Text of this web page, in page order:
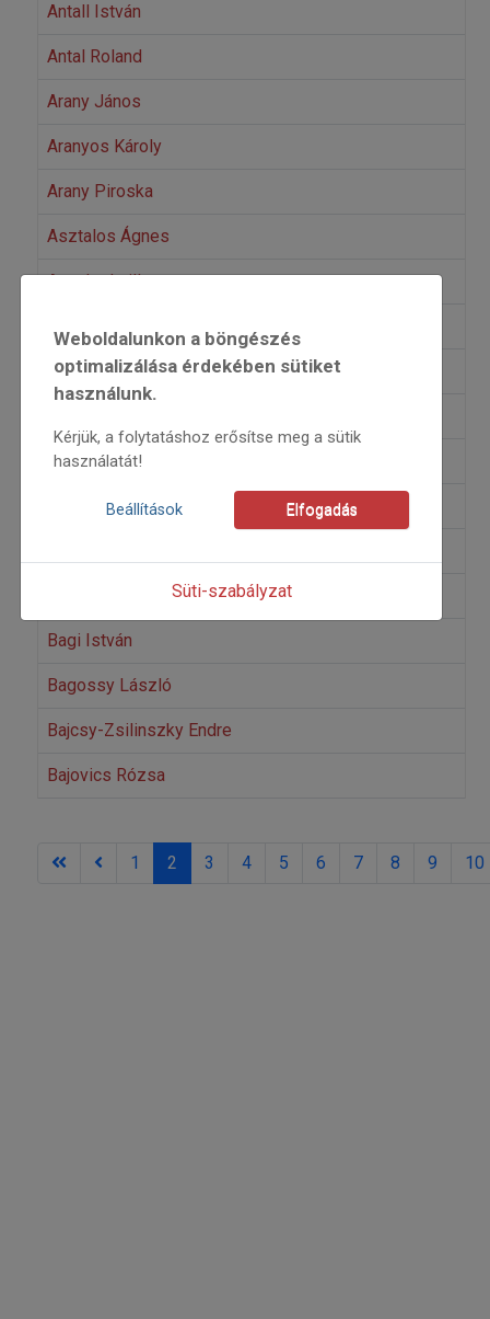
Antall István
Antal Roland
Arany János
Aranyos Károly
Arany Piroska
Asztalos Ágnes
Avar Ludmilla
Ábrahám Judit
Ágoston Béla
Árendás Péter
Bagi István
Bagossy László
Bajcsy-Zsilinszky Endre
Bajovics Rózsa
1 2 3 4 5 6 7 8 9 10
Weboldalunkon a böngészés
optimalizálása érdekében sütiket
használunk.
Kérjük, a folytatáshoz erősítse meg a sütik
használatát!
Beállítások Elfogadás
Süti-szabályzat